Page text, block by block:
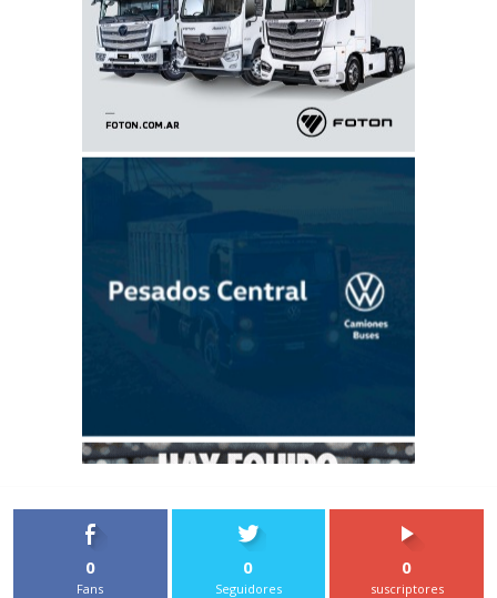
0
Fans
0
Seguidores
0
suscriptores